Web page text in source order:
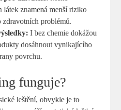
látek znamená menší riziko
zdravotních problémů.
I bez chemie dokážou
dosáhnout vynikajícího
povrchu.
funguje?
leštění, obvykle je to